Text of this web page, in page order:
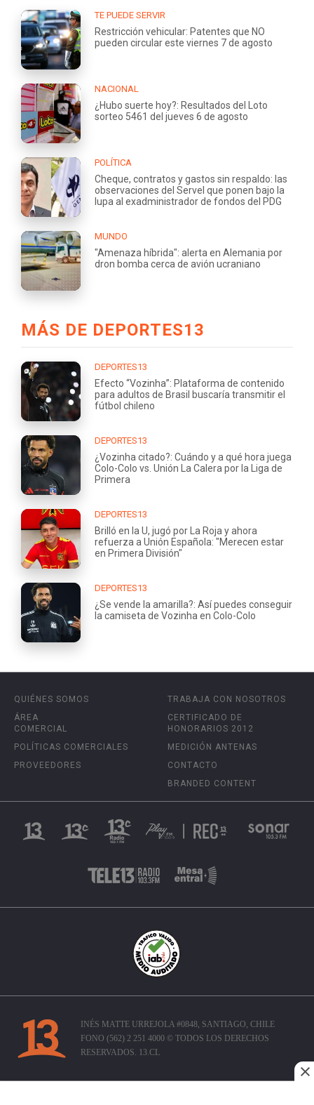
TE PUEDE SERVIR
Restricción vehicular: Patentes que NO
pueden circular este viernes 7 de agosto
NACIONAL
¿Hubo suerte hoy?: Resultados del Loto
sorteo 5461 del jueves 6 de agosto
POLÍTICA
Cheque, contratos y gastos sin respaldo: las
observaciones del Servel que ponen bajo la
lupa al exadministrador de fondos del PDG
MUNDO
"Amenaza híbrida": alerta en Alemania por
dron bomba cerca de avión ucraniano
MÁS DE DEPORTES13
DEPORTES13
Efecto “Vozinha”: Plataforma de contenido
para adultos de Brasil buscaría transmitir el
fútbol chileno
DEPORTES13
¿Vozinha citado?: Cuándo y a qué hora juega
Colo-Colo vs. Unión La Calera por la Liga de
Primera
DEPORTES13
Brilló en la U, jugó por La Roja y ahora
refuerza a Unión Española: "Merecen estar
en Primera División"
DEPORTES13
¿Se vende la amarilla?: Así puedes conseguir
la camiseta de Vozinha en Colo-Colo
QUIÉNES SOMOS
ÁREA
COMERCIAL
POLÍTICAS COMERCIALES
PROVEEDORES
TRABAJA CON NOSOTROS
CERTIFICADO DE
HONORARIOS 2012
MEDICIÓN ANTENAS
CONTACTO
BRANDED CONTENT
INÉS MATTE URREJOLA #0848, SANTIAGO, CHILE
FONO (562) 2 251 4000 © TODOS LOS DERECHOS
RESERVADOS. 13.CL